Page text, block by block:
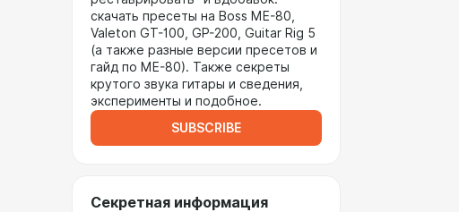
скачать пресеты на Boss ME-80,
Valeton GT-100, GP-200, Guitar Rig 5
(а также разные версии пресетов и
гайд по ME-80). Также секреты
крутого звука гитары и сведения,
эксперименты и подобное.
SUBSCRIBE
Секретная информация